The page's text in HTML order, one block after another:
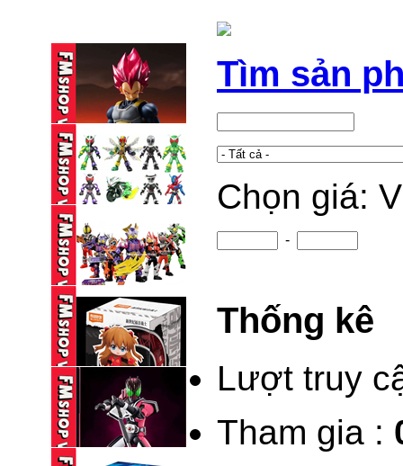
(2ND) SHF VEGETA
GOD (15TH ...
1,150,000 VND
BLINDBOX BLOKEES
KAMEN RIDER ...
95,000 VND
BLINDBOX BLOKEES
KAMEN RIDER ...
195,000 VND
(NEW) BLINDBOX
BLOKEES DAALA ...
Tìm sản
Chọn giá:
-
Thống kê
Lượt truy
Tham gia :